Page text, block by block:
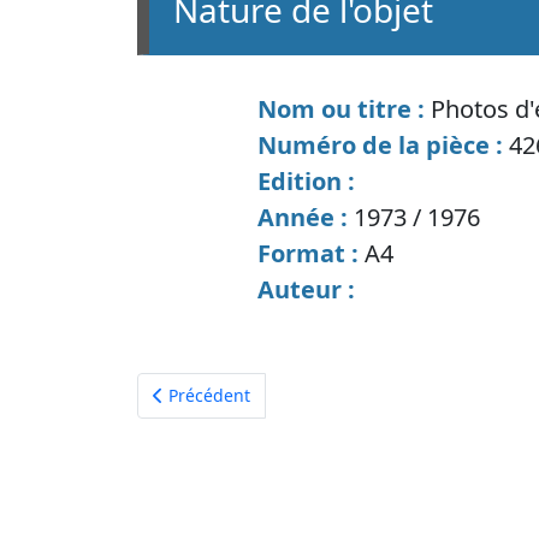
nature de l'objet
Nom ou titre : Photos
Numéro de la pièce :
Edition :
Année : 1973 / 1976
Format : A4
Auteur :
Article précédent : Photos d'expo Dieppe
Précédent